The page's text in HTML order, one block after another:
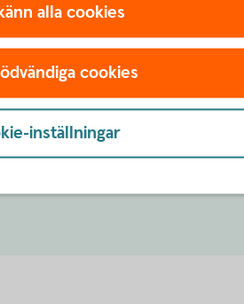
inte flytta din
kontakta oss på
alla cookies
cookies
inställningar